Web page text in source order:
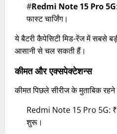
#Redmi Note 15 Pro 5G
फास्ट चार्जिंग।
ये बैटरी कैपेसिटी मिड-रेंज में सबसे
आसानी से चल सकती हैं।
कीमत और एक्सपेक्टेशन्स
कीमत पिछले सीरीज के मुताबिक रहने
Redmi Note 15 Pro 5G:
शुरू।